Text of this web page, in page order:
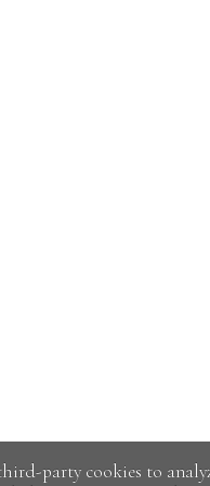
party cookies to